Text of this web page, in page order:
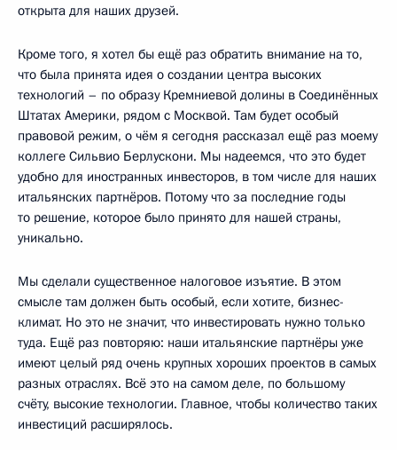
открыта для наших друзей.
Кроме того, я хотел бы ещё раз обратить внимание на то,
что была принята идея о создании центра высоких
технологий – по образу Кремниевой долины в Соединённых
Штатах Америки, рядом с Москвой. Там будет особый
правовой режим, о чём я сегодня рассказал ещё раз моему
коллеге Сильвио Берлускони. Мы надеемся, что это будет
удобно для иностранных инвесторов, в том числе для наших
итальянских партнёров. Потому что за последние годы
то решение, которое было принято для нашей страны,
уникально.
Мы сделали существенное налоговое изъятие. В этом
смысле там должен быть особый, если хотите, бизнес-
климат. Но это не значит, что инвестировать нужно только
туда. Ещё раз повторяю: наши итальянские партнёры уже
имеют целый ряд очень крупных хороших проектов в самых
разных отраслях. Всё это на самом деле, по большому
счёту, высокие технологии. Главное, чтобы количество таких
инвестиций расширялось.